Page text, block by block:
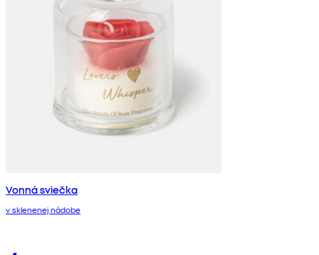
Vonná sviečka
v sklenenej nádobe